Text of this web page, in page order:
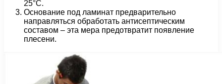
25°С.
Основание под ламинат предварительно
направляться обработать антисептическим
составом – эта мера предотвратит появление
плесени.